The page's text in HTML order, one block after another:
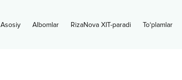
Asosiy Albomlar RizaNova XIT-paradi To‘plamlar